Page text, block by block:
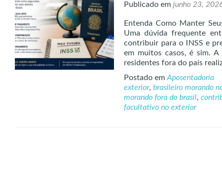
ENVIO DE
Publicado em junho 23,
Entenda Como Manter
Uma dúvida frequente
contribuir para o INSS e
em muitos casos, é sim. A
residentes fora do país
Postado em Aposentadoria
exterior, brasileiro morando
morando fora do brasil,
facultativo no exterior